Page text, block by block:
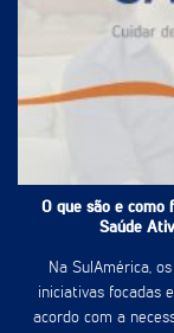
O que são e como
Saúde
Na SulAmérica,
iniciativas focadas
acordo com a